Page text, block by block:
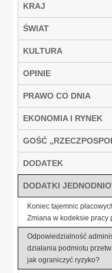
KRAJ
ŚWIAT
KULTURA
OPINIE
PRAWO CO DNIA
EKONOMIA I RYNEK
GOŚĆ
DODATEK
DODATKI
Koniec tajemnic
Zmiana w kodeksie pracy
Odpowiedzialność
działania podmiotu
jak ograniczyć ryzyko?